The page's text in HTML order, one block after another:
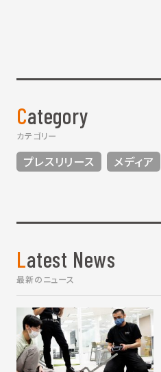
Category
カテゴリー
プレスリリース メディア
Latest News
最新のニュース